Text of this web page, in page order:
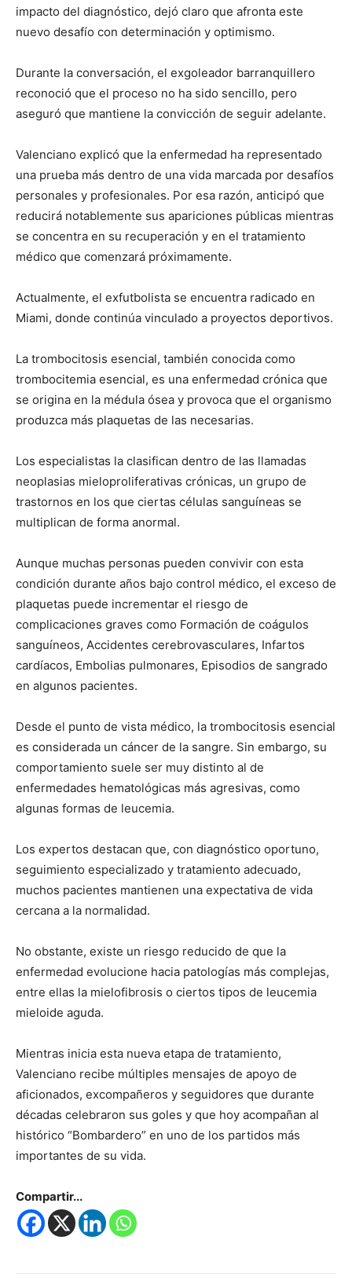
impacto del diagnóstico, dejó claro que afronta este
nuevo desafío con determinación y optimismo.
Durante la conversación, el exgoleador barranquillero
reconoció que el proceso no ha sido sencillo, pero
aseguró que mantiene la convicción de seguir adelante.
Valenciano explicó que la enfermedad ha representado
una prueba más dentro de una vida marcada por desafíos
personales y profesionales. Por esa razón, anticipó que
reducirá notablemente sus apariciones públicas mientras
se concentra en su recuperación y en el tratamiento
médico que comenzará próximamente.
Actualmente, el exfutbolista se encuentra radicado en
Miami, donde continúa vinculado a proyectos deportivos.
La trombocitosis esencial, también conocida como
trombocitemia esencial, es una enfermedad crónica que
se origina en la médula ósea y provoca que el organismo
produzca más plaquetas de las necesarias.
Los especialistas la clasifican dentro de las llamadas
neoplasias mieloproliferativas crónicas, un grupo de
trastornos en los que ciertas células sanguíneas se
multiplican de forma anormal.
Aunque muchas personas pueden convivir con esta
condición durante años bajo control médico, el exceso de
plaquetas puede incrementar el riesgo de
complicaciones graves como Formación de coágulos
sanguíneos, Accidentes cerebrovasculares, Infartos
cardíacos, Embolias pulmonares, Episodios de sangrado
en algunos pacientes.
Desde el punto de vista médico, la trombocitosis esencial
es considerada un cáncer de la sangre. Sin embargo, su
comportamiento suele ser muy distinto al de
enfermedades hematológicas más agresivas, como
algunas formas de leucemia.
Los expertos destacan que, con diagnóstico oportuno,
seguimiento especializado y tratamiento adecuado,
muchos pacientes mantienen una expectativa de vida
cercana a la normalidad.
No obstante, existe un riesgo reducido de que la
enfermedad evolucione hacia patologías más complejas,
entre ellas la mielofibrosis o ciertos tipos de leucemia
mieloide aguda.
Mientras inicia esta nueva etapa de tratamiento,
Valenciano recibe múltiples mensajes de apoyo de
aficionados, excompañeros y seguidores que durante
décadas celebraron sus goles y que hoy acompañan al
histórico “Bombardero” en uno de los partidos más
importantes de su vida.
Compartir...